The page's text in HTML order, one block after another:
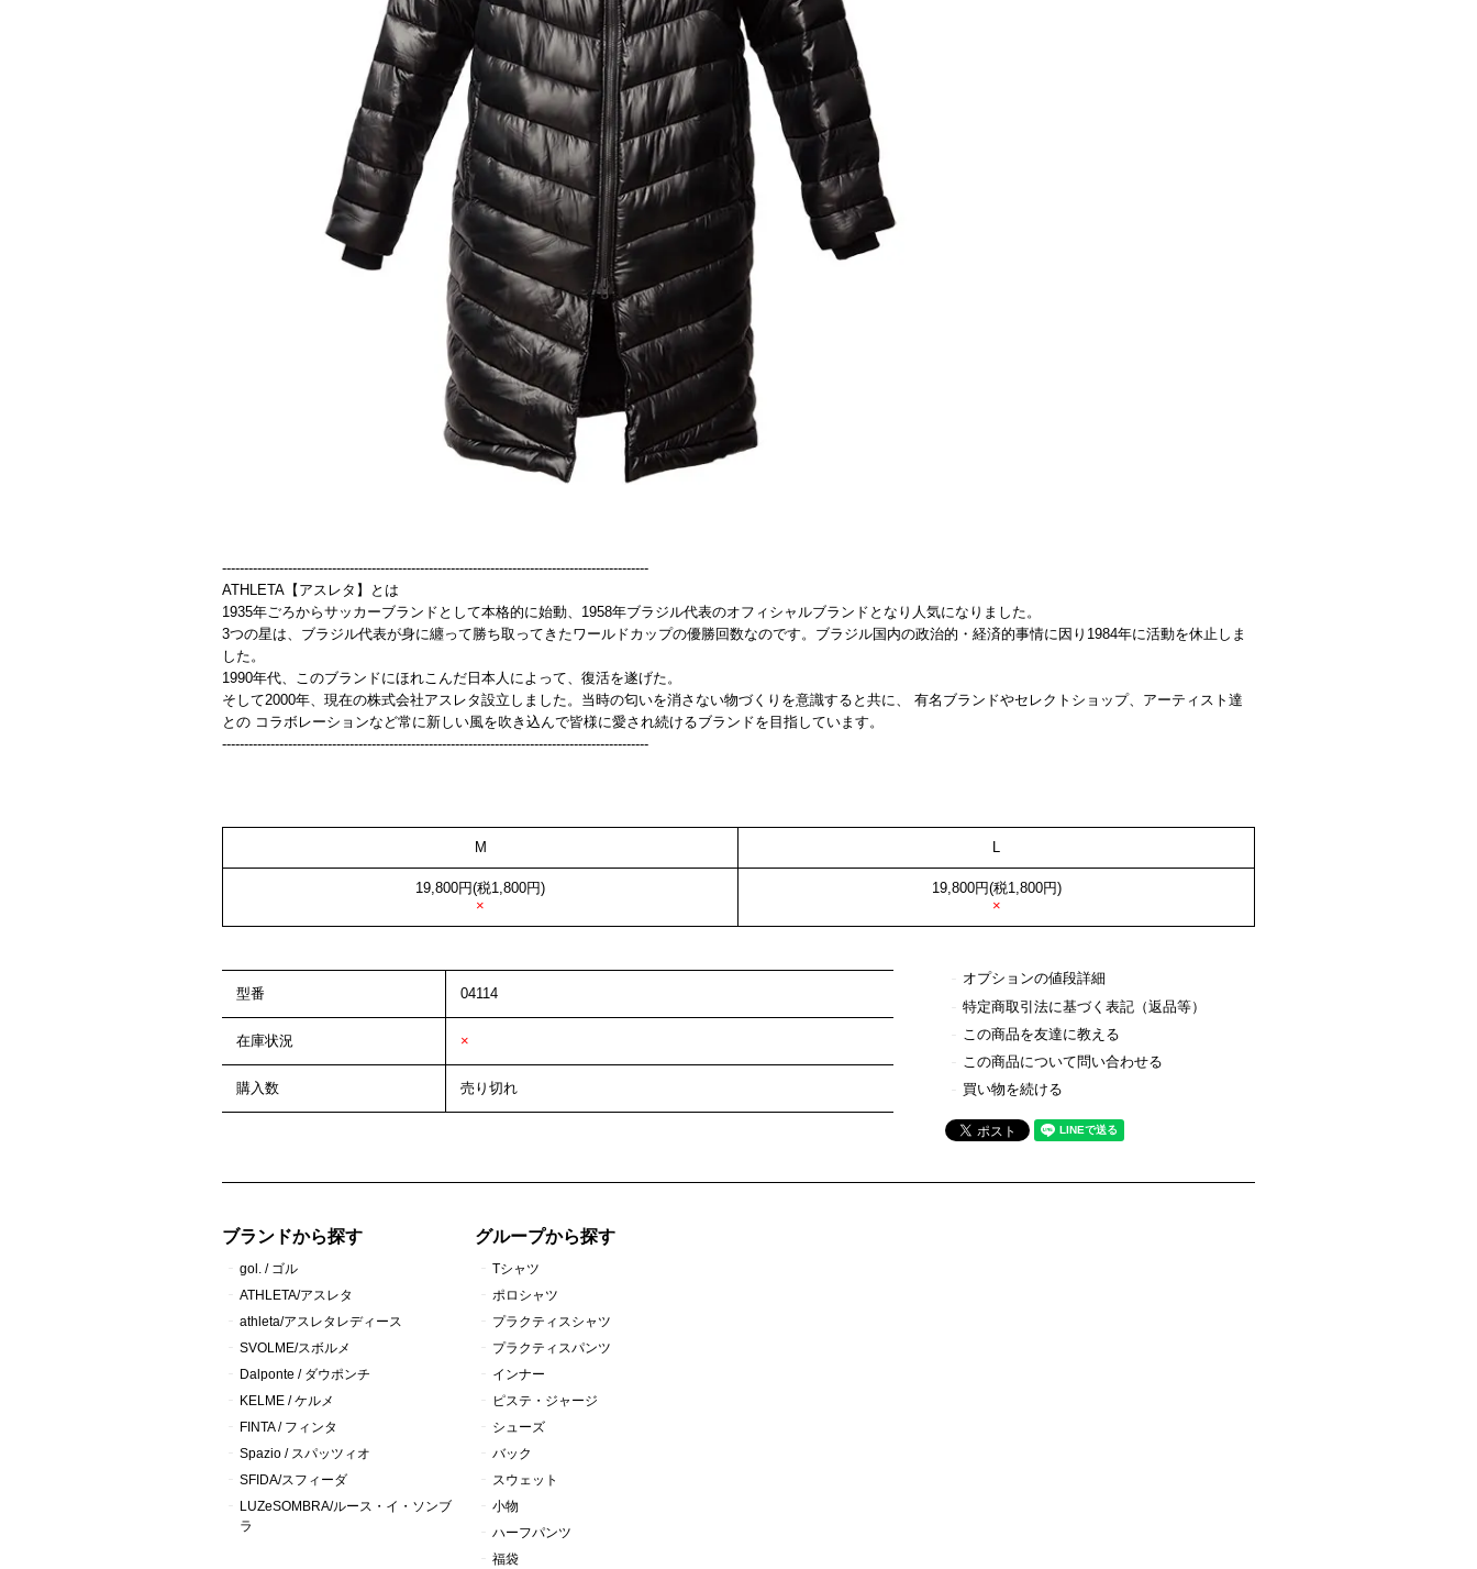
-------------------------------------------------------------------------------------------------
ATHLETA【アスレタ】とは
1935年ごろからサッカーブランドとして本格的に始動、1958年ブラジル代表のオフィシャルブランドとなり人気になりました。
3つの星は、ブラジル代表が身に纏って勝ち取ってきたワールドカップの優勝回数なのです。ブラジル国内の政治的・経済的事情に因り1984年に活動を休止しま
した。
1990年代、このブランドにほれこんだ日本人によって、復活を遂げた。
そして2000年、現在の株式会社アスレタ設立しました。当時の匂いを消さない物づくりを意識すると共に、 有名ブランドやセレクトショップ、アーティスト達
との コラボレーションなど常に新しい風を吹き込んで皆様に愛され続けるブランドを目指しています。
-------------------------------------------------------------------------------------------------
M L
19,800円(税1,800円)
×
19,800円(税1,800円)
×
型番 04114
在庫状況 ×
購入数 売り切れ
オプションの値段詳細
特定商取引法に基づく表記（返品等）
この商品を友達に教える
この商品について問い合わせる
買い物を続ける
ブランドから探す
gol. / ゴル
ATHLETA/アスレタ
athleta/アスレタレディース
SVOLME/スボルメ
Dalponte / ダウポンチ
KELME / ケルメ
FINTA / フィンタ
Spazio / スパッツィオ
SFIDA/スフィーダ
LUZeSOMBRA/ルース・イ・ソンブ
ラ
グループから探す
Tシャツ
ポロシャツ
プラクティスシャツ
プラクティスパンツ
インナー
ピステ・ジャージ
シューズ
バック
スウェット
小物
ハーフパンツ
福袋